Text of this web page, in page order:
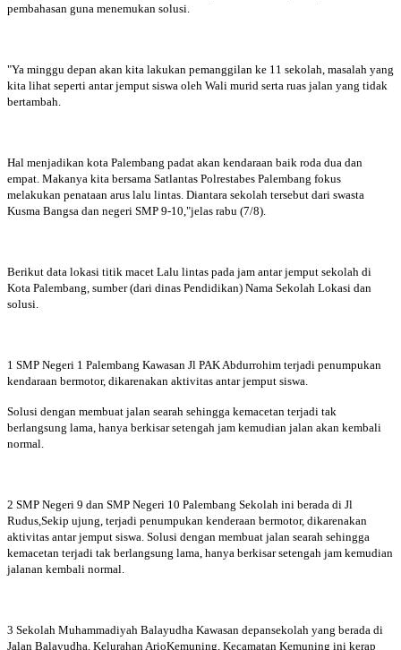
pembahasan guna menemukan solusi.
"Ya minggu depan akan kita lakukan pemanggilan ke 11 sekolah, masalah yang
kita lihat seperti antar jemput siswa oleh Wali murid serta ruas jalan yang tidak
bertambah.
Hal menjadikan kota Palembang padat akan kendaraan baik roda dua dan
empat. Makanya kita bersama Satlantas Polrestabes Palembang fokus
melakukan penataan arus lalu lintas. Diantara sekolah tersebut dari swasta
Kusma Bangsa dan negeri SMP 9-10,"jelas rabu (7/8).
Berikut data lokasi titik macet Lalu lintas pada jam antar jemput sekolah di
Kota Palembang, sumber (dari dinas Pendidikan) Nama Sekolah Lokasi dan
solusi.
1 SMP Negeri 1 Palembang Kawasan Jl PAK Abdurrohim terjadi penumpukan
kendaraan bermotor, dikarenakan aktivitas antar jemput siswa.
Solusi dengan membuat jalan searah sehingga kemacetan terjadi tak
berlangsung lama, hanya berkisar setengah jam kemudian jalan akan kembali
normal.
2 SMP Negeri 9 dan SMP Negeri 10 Palembang Sekolah ini berada di Jl
Rudus,Sekip ujung, terjadi penumpukan kenderaan bermotor, dikarenakan
aktivitas antar jemput siswa. Solusi dengan membuat jalan searah sehingga
kemacetan terjadi tak berlangsung lama, hanya berkisar setengah jam kemudian
jalanan kembali normal.
3 Sekolah Muhammadiyah Balayudha Kawasan depansekolah yang berada di
Jalan Balayudha, Kelurahan ArioKemuning, Kecamatan Kemuning ini kerap